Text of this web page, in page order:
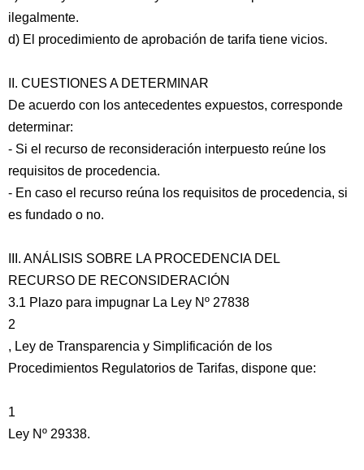
ilegalmente.
d) El procedimiento de aprobación de tarifa tiene vicios.
II. CUESTIONES A DETERMINAR
De acuerdo con los antecedentes expuestos, corresponde
determinar:
- Si el recurso de reconsideración interpuesto reúne los
requisitos de procedencia.
- En caso el recurso reúna los requisitos de procedencia, si
es fundado o no.
III. ANÁLISIS SOBRE LA PROCEDENCIA DEL
RECURSO DE RECONSIDERACIÓN
3.1 Plazo para impugnar La Ley Nº 27838
2
, Ley de Transparencia y Simplificación de los
Procedimientos Regulatorios de Tarifas, dispone que:
1
Ley Nº 29338.